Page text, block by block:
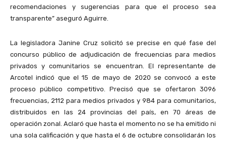
recomendaciones y sugerencias para que el proceso sea
transparente” aseguró Aguirre.
La legisladora Janine Cruz solicitó se precise en qué fase del
concurso público de adjudicación de frecuencias para medios
privados y comunitarios se encuentran. El representante de
Arcotel indicó que el 15 de mayo de 2020 se convocó a este
proceso público competitivo. Precisó que se ofertaron 3096
frecuencias, 2112 para medios privados y 984 para comunitarios,
distribuidos en las 24 provincias del país, en 70 áreas de
operación zonal. Aclaró que hasta el momento no se ha emitido ni
una sola calificación y que hasta el 6 de octubre consolidarán los